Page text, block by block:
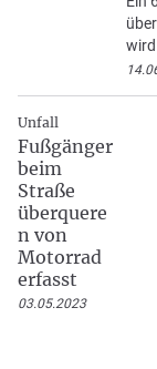
Unfall
Fußgänger
beim
Straße
überquere
n von
Motorrad
erfasst
03.05.2023